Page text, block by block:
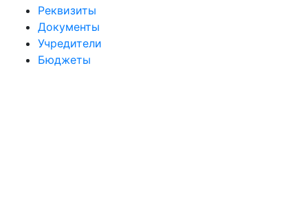
Реквизиты
Документы
Учредители
Бюджеты